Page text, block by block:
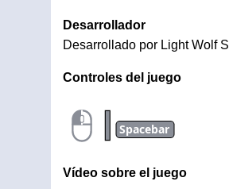
Desarrollador
Desarrollado por Light Wolf
Controles del juego
| Spacebar
Vídeo sobre el juego